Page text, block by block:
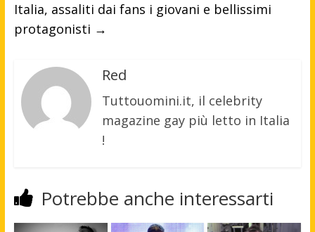
Italia, assaliti dai fans i giovani e bellissimi
protagonisti →
Red
Tuttouomini.it, il celebrity
magazine gay più letto in Italia
!
Potrebbe anche interessarti